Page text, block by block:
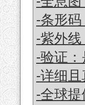
-条形
-紫外线
-验证
-详细
-全球